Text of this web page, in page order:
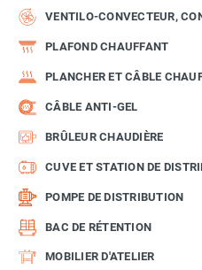
VENTILO-CONVECTEUR,
PLAFOND CHAUFFANT
PLANCHER ET CÂBLE
CÂBLE ANTI-GEL
BRÛLEUR CHAUDIÈRE
CUVE ET STATION DE
POMPE DE DISTRIBUTION
BAC DE RÉTENTION
MOBILIER D'ATELIER